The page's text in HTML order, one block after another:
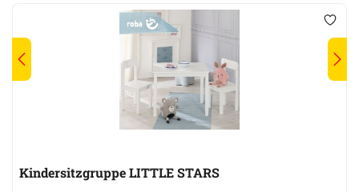
Kindersitzgruppe LITTLE STARS